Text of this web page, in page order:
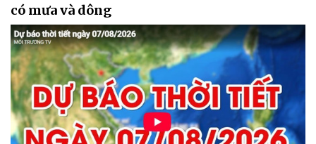
có mưa và dông